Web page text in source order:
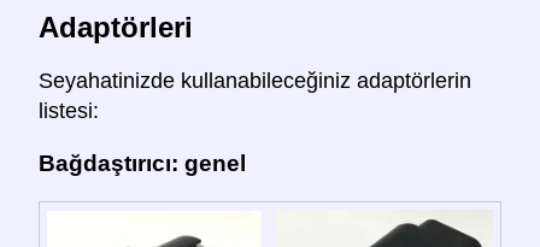
Adaptörleri
Seyahatinizde kullanabileceğiniz adaptörlerin
listesi:
Bağdaştırıcı: genel